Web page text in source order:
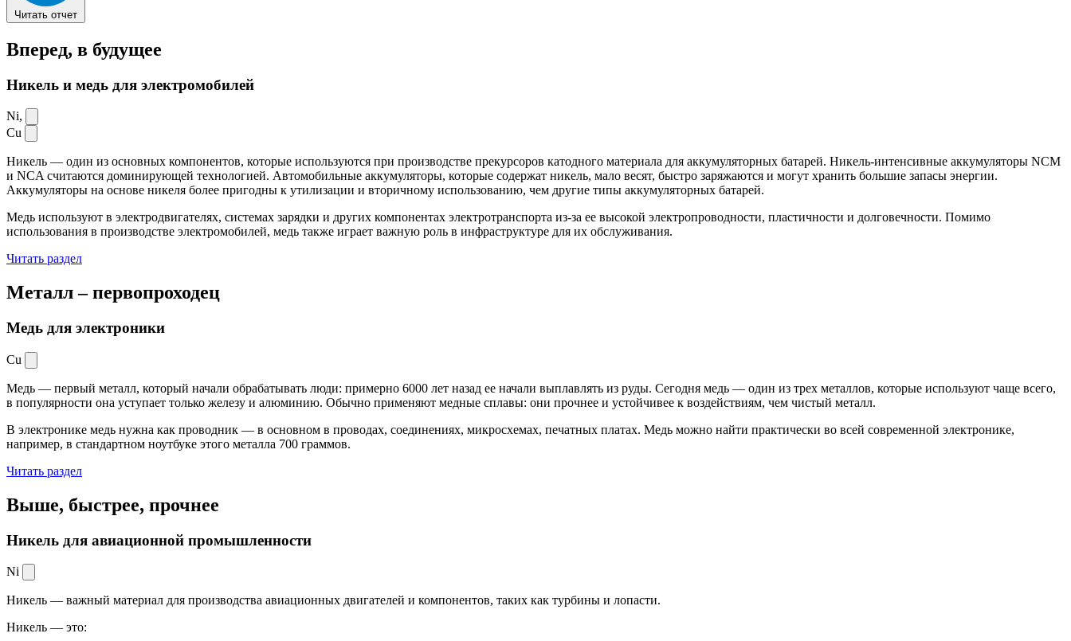
Читать отчет
Вперед, в будущее
Никель и медь для электромобилей
Ni,
Cu
Никель — один из основных компонентов, которые используются при производстве прекурсоров катодного материала для аккумуляторных батарей. Никель-интенсивные аккумуляторы NCM
и NCA считаются доминирующей технологией. Автомобильные аккумуляторы, которые содержат никель, мало весят, быстро заряжаются и могут хранить большие запасы энергии.
Аккумуляторы на основе никеля более пригодны к утилизации и вторичному использованию, чем другие типы аккумуляторных батарей.
Медь используют в электродвигателях, системах зарядки и других компонентах электротранспорта из-за ее высокой электропроводности, пластичности и долговечности. Помимо
использования в производстве электромобилей, медь также играет важную роль в инфраструктуре для их обслуживания.
Читать раздел
Металл –первопроходец
Медь для электроники
Cu
Медь — первый металл, который начали обрабатывать люди: примерно 6000 лет назад ее начали выплавлять из руды. Сегодня медь — один из трех металлов, которые используют чаще всего,
в популярности она уступает только железу и алюминию. Обычно применяют медные сплавы: они прочнее и устойчивее к воздействиям, чем чистый металл.
В электронике медь нужна как проводник — в основном в проводах, соединениях, микросхемах, печатных платах. Медь можно найти практически во всей современной электронике,
например, в стандартном ноутбуке этого металла 700 граммов.
Читать раздел
Выше, быстрее, прочнее
Никель для авиационной промышленности
Ni
Никель — важный материал для производства авиационных двигателей и компонентов, таких как турбины и лопасти.
Никель — это: